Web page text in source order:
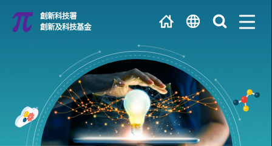
創新科技署
創新及科技基金
EN
简
研發中心
大學 / 科研機構